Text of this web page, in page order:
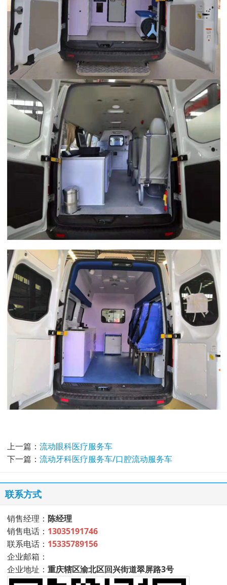
上一篇： 流动眼科医疗服务车
下一篇： 流动牙科医疗服务车/口腔流动服务车
联系方式
销售经理： 陈经理
销售电话： 13035191746
联系电话： 15335789156
企业邮箱：
企业地址： 重庆辖区渝北区回兴街道翠屏路3号